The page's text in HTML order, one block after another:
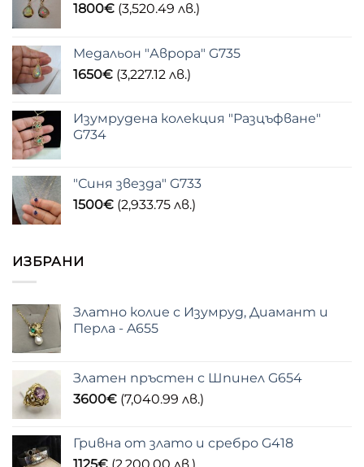
1800€ (3,520.49 лв.)
Медальон "Аврора" G735
1650€ (3,227.12 лв.)
Изумрудена колекция "Разцъфване"
G734
"Синя звезда" G733
1500€ (2,933.75 лв.)
ИЗБРАНИ
Златно колие с Изумруд, Диамант и
Перла - A655
Златен пръстен с Шпинел G654
3600€ (7,040.99 лв.)
Гривна от злато и сребро G418